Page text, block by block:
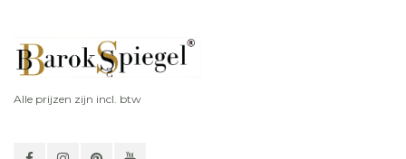
Alle prijzen zijn incl. btw